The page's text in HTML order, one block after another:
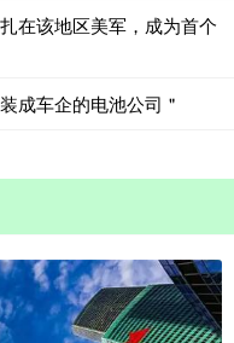
在该地区美军，成为首个
成车企的电池公司＂